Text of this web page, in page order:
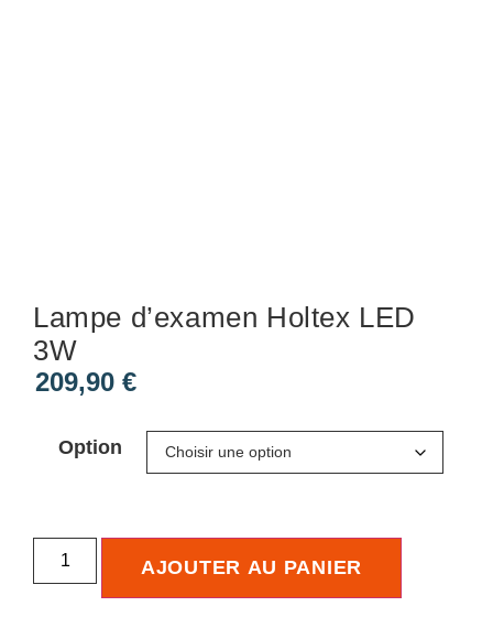
Lampe d’examen Holtex LED
3W
209,90 €
Option
AJOUTER AU PANIER